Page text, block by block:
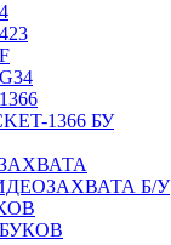
1366 БУ
Б/У